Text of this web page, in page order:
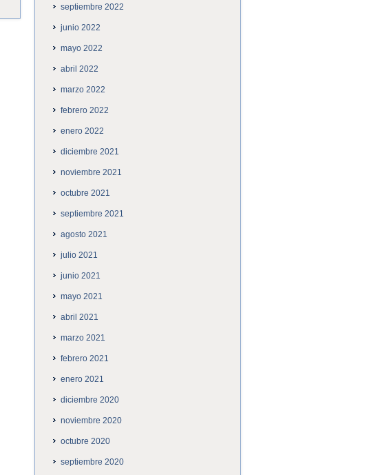
septiembre 2022
junio 2022
mayo 2022
abril 2022
marzo 2022
febrero 2022
enero 2022
diciembre 2021
noviembre 2021
octubre 2021
septiembre 2021
agosto 2021
julio 2021
junio 2021
mayo 2021
abril 2021
marzo 2021
febrero 2021
enero 2021
diciembre 2020
noviembre 2020
octubre 2020
septiembre 2020